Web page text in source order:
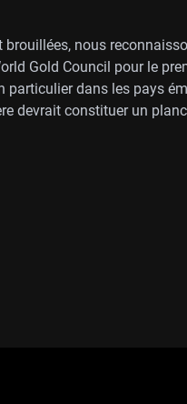
nous
Gold Council pour le
dans les pays
devrait constituer un